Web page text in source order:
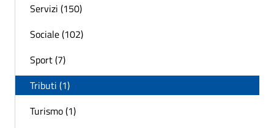
Servizi (150)
Sociale (102)
Sport (7)
Tributi (1)
Turismo (1)